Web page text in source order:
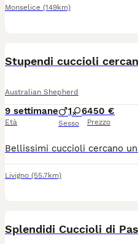
Monselice (149km)
Stupendi cuccioli
Australian Shepherd
9 settimane
Età
1 6
Sesso
450 €
Prezzo
Livigno (55.7km)
Splendidi Cuccioli di